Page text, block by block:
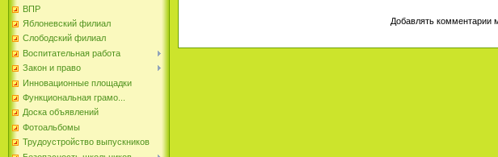
ВПР
Яблоневский филиал
Слободский филиал
Воспитательная работа
Закон и право
Инновационные площадки
Функциональная грамо...
Доска объявлений
Фотоальбомы
Трудоустройство выпускников
Добавлять комментарии